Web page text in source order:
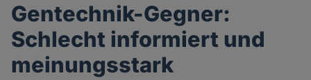
Gentechnik-Gegner:
Schlecht informiert und
meinungsstark